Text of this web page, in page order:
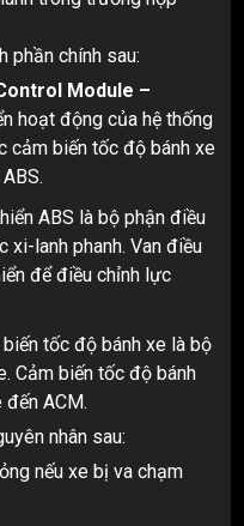
phần chính sau:
Module –
hoạt động của hệ thống
cảm biến tốc độ bánh xe
ABS là bộ phận điều
xi-lanh phanh. Van điều
để điều chỉnh lực
biến tốc độ bánh xe là bộ
Cảm biến tốc độ bánh
ACM.
nhân sau:
nếu xe bị va chạm